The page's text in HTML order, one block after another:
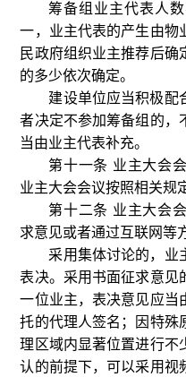
筹备组业主代表人
一，业主代表的产生由物
民政府组织业主推荐后
的多少依次确定。
建设单位应当积极配
者决定不参加筹备组的，
当由业主代表补充。
第十一条 业主大会
业主大会会议按照相关规
第十二条 业主大会
求意见或者通过互联网等
采用集体讨论的，业
表决。采用书面征求意见
一位业主，表决意见应当
托的代理人签名；因特殊
理区域内显著位置进行不
认的前提下，可以采用视